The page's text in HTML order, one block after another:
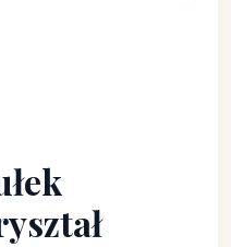
wino/woda -